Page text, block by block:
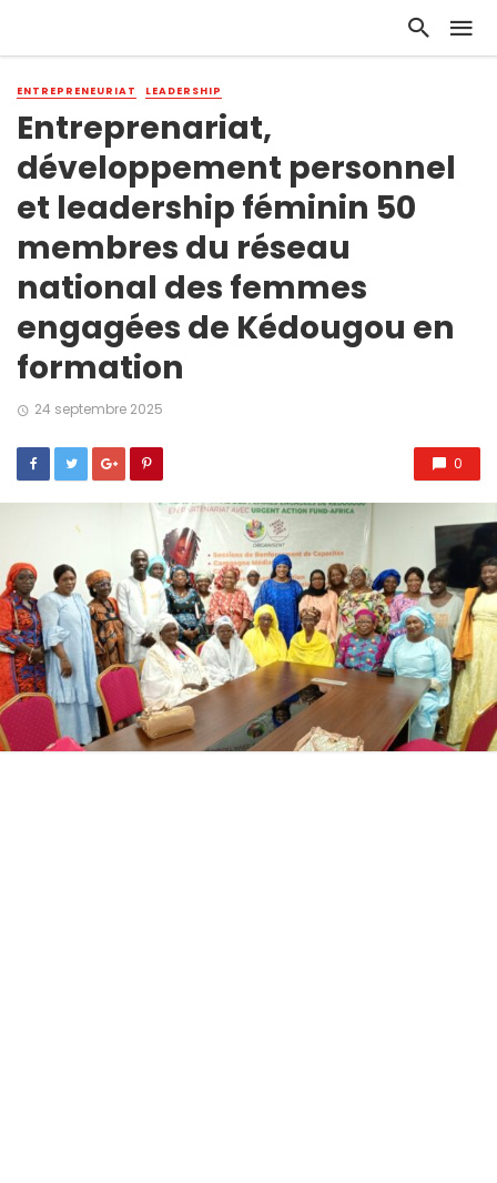
ENTREPRENEURIAT LEADERSHIP
Entreprenariat,
développement personnel
et leadership féminin 50
membres du réseau
national des femmes
engagées de Kédougou en
formation
24 septembre 2025
0